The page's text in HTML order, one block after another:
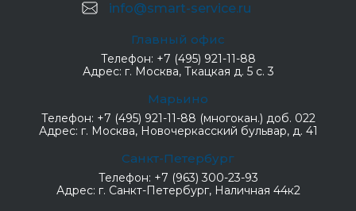
info@smart-service.ru
Главный офис
Телефон: +7 (495) 921-11-88
Адрес: г. Москва, Ткацкая д. 5 с. 3
Марьино
Телефон: +7 (495) 921-11-88 (многокан.) доб. 022
Адрес: г. Москва, Новочеркасский бульвар, д. 41
Санкт-Петербург
Телефон: +7 (963) 300-23-93
Адрес: г. Санкт-Петербург, Наличная 44к2